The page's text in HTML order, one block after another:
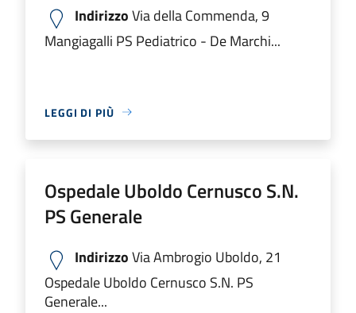
IndirizzoVia della Commenda, 9
Mangiagalli PS Pediatrico - De Marchi...
LEGGI DI PIÙ
Ospedale Uboldo Cernusco S.N.
PS Generale
IndirizzoVia Ambrogio Uboldo, 21
Ospedale Uboldo Cernusco S.N. PS
Generale...